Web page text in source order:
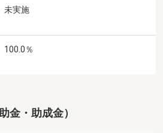
未実施
100.0％
金・助成金）